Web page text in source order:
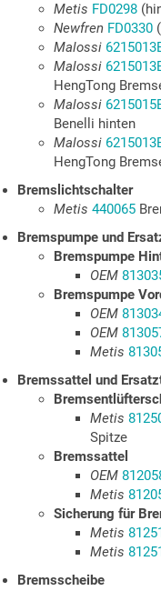
Metis FD0298
Newfren FD0330
Malossi
Malossi
HengTong
Malossi
Benelli hinten
Malossi
HengTong
Bremslichtschalter
Metis 440065
Bremspumpe und
Bremspumpe
OEM
Bremspumpe
OEM
OEM
Metis
Bremssattel und
Metis
Spitze
Bremssattel
OEM
Metis
Sicherung für
Metis
Metis
Bremsscheibe